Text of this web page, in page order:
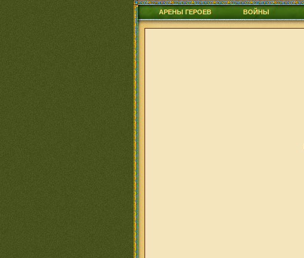
АРЕНЫ ГЕРОЕВ ВОЙНЫ